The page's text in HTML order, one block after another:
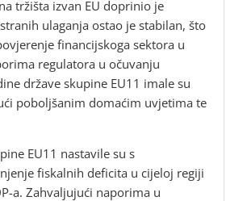
tržišta izvan EU doprinio je
ulaganja ostao je stabilan, što
financijskoga sektora u
regulatora u očuvanju
države skupine EU11 imale su
poboljšanim domaćim uvjetima te
EU11 nastavile su s
fiskalnih deficita u cijeloj regiji
a. Zahvaljujući naporima u